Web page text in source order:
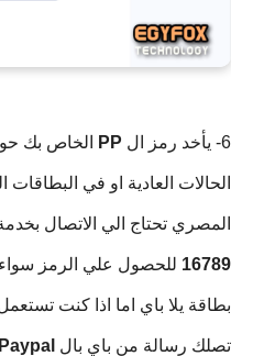
6- يأخد رمز ال PP الخاص بك
الحالات العادية او في البطاقات
المصري تحتاج الي الاتصال
16789 للحصول علي الرمز
بطاقة يلا باي اما اذا كنت
تصلك رسالة من باي بال Paypal